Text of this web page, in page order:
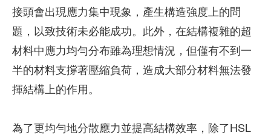
接頭會出現應力集中現象，產生構造強度上的問
題，以致技術未必能成功。此外，在結構複雜的超
材料中應力均勻分布雖為理想情況，但僅有不到一
半的材料支撐著壓縮負荷，造成大部分材料無法發
揮結構上的作用。
為了更均勻地分散應力並提高結構效率，除了HSL